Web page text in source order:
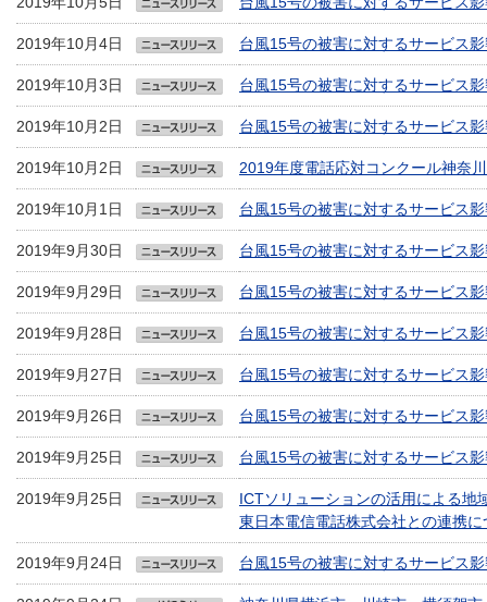
2019年10月4日 台風15号の被害に対するサービス
2019年10月3日 台風15号の被害に対するサービス
2019年10月2日 台風15号の被害に対するサービス
2019年10月2日 2019年度電話応対コンクール神奈
2019年10月1日 台風15号の被害に対するサービス
2019年9月30日 台風15号の被害に対するサービス
2019年9月29日 台風15号の被害に対するサービス
2019年9月28日 台風15号の被害に対するサービス
2019年9月27日 台風15号の被害に対するサービス
2019年9月26日 台風15号の被害に対するサービス
2019年9月25日 台風15号の被害に対するサービス
2019年9月25日
ICTソリューションの活用による地
東日本電信電話株式会社との連携に
2019年9月24日 台風15号の被害に対するサービス